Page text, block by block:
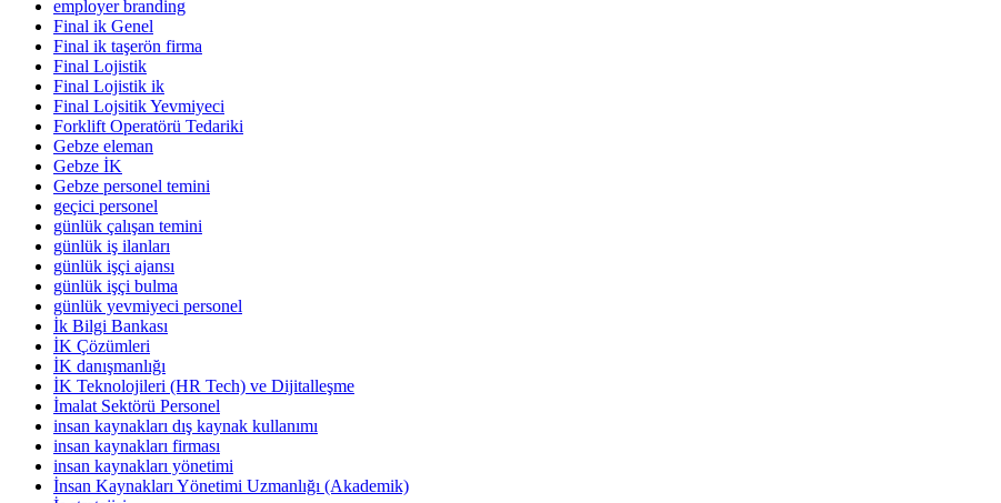
employer branding
Final ik Genel
Final ik taşerön firma
Final Lojistik
Final Lojistik ik
Final Lojsitik Yevmiyeci
Forklift Operatörü Tedariki
Gebze eleman
Gebze İK
Gebze personel temini
geçici personel
günlük çalışan temini
günlük iş ilanları
günlük işçi ajansı
günlük işçi bulma
günlük yevmiyeci personel
İk Bilgi Bankası
İK Çözümleri
İK danışmanlığı
İK Teknolojileri (HR Tech) ve Dijitalleşme
İmalat Sektörü Personel
insan kaynakları dış kaynak kullanımı
insan kaynakları firması
insan kaynakları yönetimi
İnsan Kaynakları Yönetimi Uzmanlığı (Akademik)